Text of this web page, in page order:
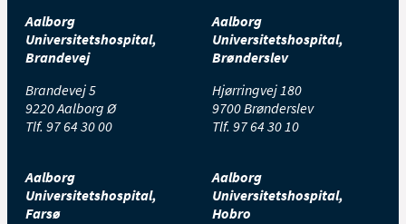
Aalborg
Universitetshospital,
Brandevej
Brandevej 5
9220 Aalborg Ø
Tlf. 97 64 30 00
Aalborg
Universitetshospital,
Brønderslev
Hjørringvej 180
9700 Brønderslev
Tlf. 97 64 30 10
Aalborg
Universitetshospital,
Farsø
Aalborg
Universitetshospital,
Hobro